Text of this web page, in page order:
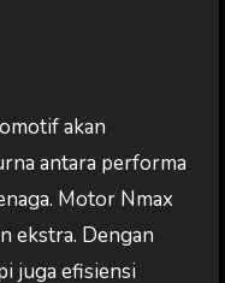
akan
antara performa
Motor Nmax
ekstra. Dengan
juga efisiensi